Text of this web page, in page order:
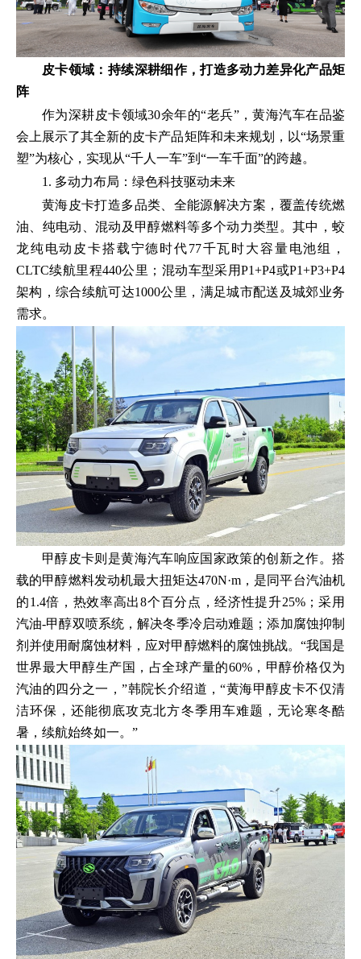
皮卡领域： 持续深耕细作，打造多动力差异化产品矩
阵
作为深耕皮卡领域30余年的“老兵”，黄海汽车在品鉴
会上展示了其全新的皮卡产品矩阵和未来规划，以“场景重
塑”为核心，实现从“千人一车”到“一车千面”的跨越。
1. 多动力布局：绿色科技驱动未来
黄海皮卡打造多品类、全能源解决方案，覆盖传统燃
油、纯电动、混动及甲醇燃料等多个动力类型。其中，蛟
龙纯电动皮卡搭载宁德时代77千瓦时大容量电池组，
CLTC续航里程440公里；混动车型采用P1+P4或P1+P3+P4
架构，综合续航可达1000公里，满足城市配送及城郊业务
需求。
甲醇皮卡则是黄海汽车响应国家政策的创新之作。搭
载的甲醇燃料发动机最大扭矩达470N·m，是同平台汽油机
的1.4倍，热效率高出8个百分点，经济性提升25%；采用
汽油-甲醇双喷系统，解决冬季冷启动难题；添加腐蚀抑制
剂并使用耐腐蚀材料，应对甲醇燃料的腐蚀挑战。“我国是
世界最大甲醇生产国，占全球产量的60%，甲醇价格仅为
汽油的四分之一，”韩院长介绍道，“黄海甲醇皮卡不仅清
洁环保，还能彻底攻克北方冬季用车难题，无论寒冬酷
暑，续航始终如一。”